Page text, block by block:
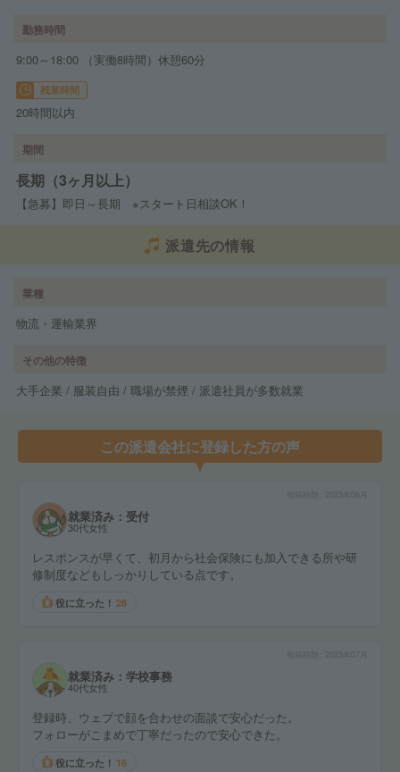
勤務時間
9:00～18:00 （実働8時間）休憩60分
残業時間
20時間以内
期間
長期（3ヶ月以上）
【急募】即日～長期 ※スタート日相談OK！
派遣先の情報
業種
物流・運輸業界
その他の特徴
大手企業 / 服装自由 / 職場が禁煙 / 派遣社員が多数就業
この派遣会社に登録した方の声
就業済み：受付
30代女性
レスポンスが早くて、初月から社会保険にも加入できる所や研
修制度などもしっかりしている点です。
役に立った！ 28
就業済み：学校事務
40代女性
登録時、ウェブで顔を合わせの面談で安心だった。
フォローがこまめで丁寧だったので安心できた。
役に立った！ 16